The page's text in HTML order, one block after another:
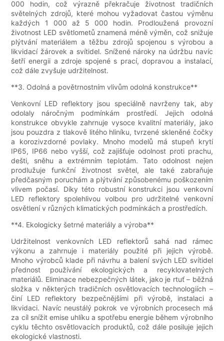
000 hodin, což výrazně překračuje životnost tradičních
světelných zdrojů, které mohou vyžadovat častou výměnu
každých 1 000 až 5 000 hodin. Prodloužená provozní
životnost LED světlometů znamená méně výměn, což snižuje
plýtvání materiálem a těžbu zdrojů spojenou s výrobou a
likvidací žárovek a svítidel. Snížené nároky na údržbu navíc
šetří energii a zdroje spojené s prací, dopravou a instalací,
což dále zvyšuje udržitelnost.
**3. Odolná a povětrnostním vlivům odolná konstrukce**
Venkovní LED reflektory jsou speciálně navrženy tak, aby
odolaly náročným podmínkám prostředí. Jejich odolná
konstrukce obvykle zahrnuje vysoce kvalitní materiály, jako
jsou pouzdra z tlakově litého hliníku, tvrzené skleněné čočky
a korozivzdorné povlaky. Mnoho modelů má stupeň krytí
IP65, IP66 nebo vyšší, což zajišťuje odolnost proti prachu,
dešti, sněhu a extrémním teplotám. Tato odolnost nejen
prodlužuje funkční životnost světel, ale také zabraňuje
předčasným poruchám a plýtvání způsobenému poškozením
vlivem počasí. Díky této robustní konstrukci jsou venkovní
LED reflektory spolehlivou volbou pro udržitelné venkovní
osvětlení v různých klimatických podmínkách a prostředích.
**4. Ekologicky šetrné materiály a výroba**
Udržitelnost venkovních LED reflektorů sahá nad rámec
výkonu a zahrnuje i materiály použité při jejich výrobě.
Mnoho výrobců klade při návrhu a balení svých LED svítidel
přednost používání ekologických a recyklovatelných
materiálů. Eliminace nebezpečných látek, jako je rtuť – běžná
složka v některých tradičních osvětlovacích technologiích –
činí LED reflektory bezpečnějšími při výrobě, instalaci a
likvidaci. Navíc neustálý pokrok ve výrobních procesech má
za cíl snížit emise uhlíku a spotřebu energie během výrobního
cyklu těchto osvětlovacích produktů, což dále posiluje jejich
ekologické vlastnosti.